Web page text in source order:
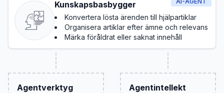
Kunskapsbasbygger
Konvertera lösta ärenden till hjälpartiklar
Organisera artiklar efter ämne och relevans
Märka föråldrat eller saknat innehåll
Agentverktyg Agentintellekt